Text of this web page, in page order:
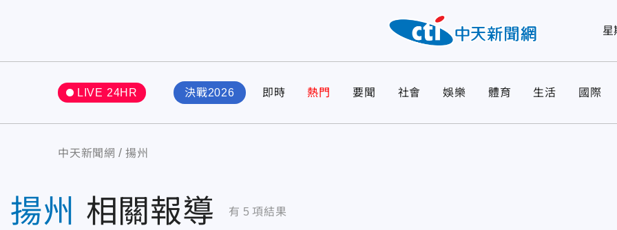
星
LIVE 24HR 決戰2026 即時 熱門 要聞 社會 娛樂 體育 生活 國際
中天新聞網 揚州
揚州 相關報導 有 5 項結果